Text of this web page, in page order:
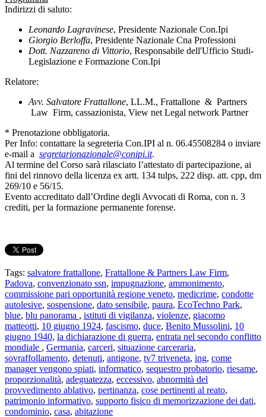
Indirizzi di saluto:
Leonardo Lagravinese, Presidente Nazionale Con.Ipi
Giorgio Berloffa, Presidente Nazionale Cna Professioni
Dott. Nazzareno di Vittorio, Responsabile dell'Ufficio Studi-
Legislazione e Formazione Con.Ipi
Relatore:
Avv. Salvatore Frattallone, LL.M., Frattallone & Partners
Law Firm, cassazionista, View net Legal network Partner
* Prenotazione obbligatoria.
Per Info: contattare la segreteria Con.IPI al n. 06.45508284 o inviare
e-mail a segretarionazionale@conipi.it.
Al termine del Corso sarà rilasciato l’attestato di partecipazione, ai
fini del rinnovo della licenza ex artt. 134 tulps, 222 disp. att. cpp, dm
269/10 e 56/15.
Evento accreditato dall’Ordine degli Avvocati di Roma, con n. 3
crediti, per la formazione permanente forense.
Tags: salvatore frattallone, Frattallone & Partners Law Firm,
Padova, convenzionato ssn, impugnazione, ammonimento,
commissione pari opportunità regione veneto, medicrime, condotte
autolesive, sospensione, dato sensibile, paura, EcoTechno Park,
blue, blu panorama , istituti di vigilanza, violenze, giacomo
matteotti, 10 giugno 1924, fascismo, duce, Benito Mussolini, 10
giugno 1940, la dichiarazione di guerra, entrata nel secondo conflitto
mondiale , Germania, carceri, situazione carceraria,
sovraffollamento, detenuti, antigone, tv7 triveneta, ing, come
manager vengono spiati, informatico, sequestro probatorio, riesame,
proporzionalità, adeguatezza, eccessivo, abnormità del
provvedimento ablativo, pertinanza, cose pertinenti al reato,
patrimonio informativo, supporto fisico di memorizzazione dei dati,
condominio, casa, abitazione